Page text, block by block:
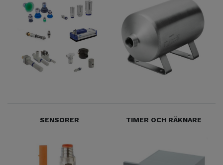
SENSORER TIMER OCH RÄKNARE